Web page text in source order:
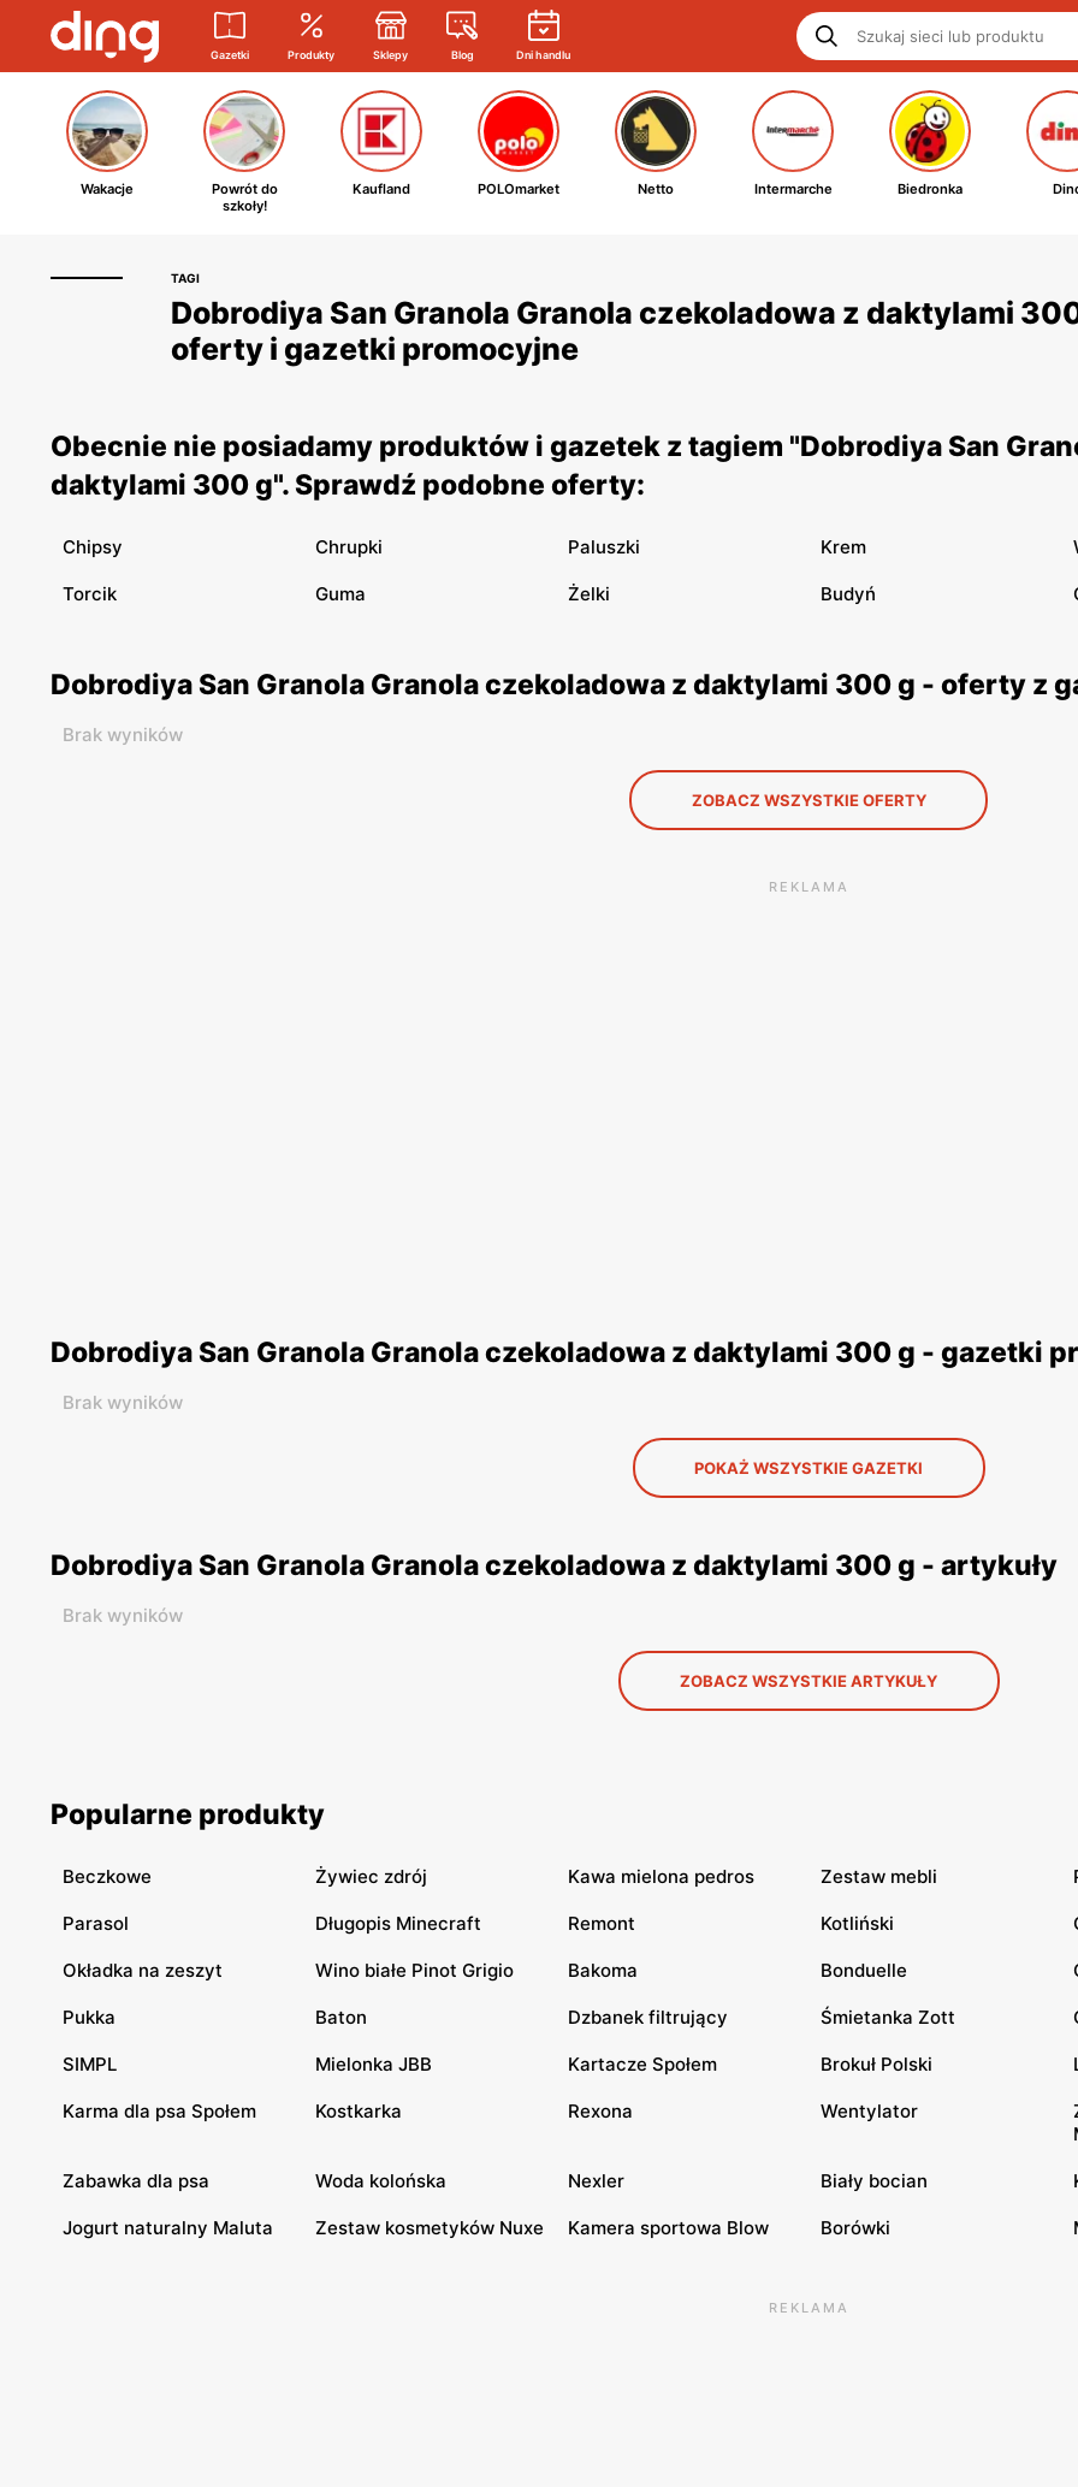
Gazetki Produkty Sklepy Blog Dni handlu
Wakacje
Powrót do
szkoły!
Kaufland POLOmarket Netto Intermarche Biedronka
TAGI
Dobrodiya San Granola Granola czekoladowa z daktylami
oferty i gazetki promocyjne
Obecnie nie posiadamy produktów i gazetek z tagiem "Dobrodiya San
daktylami 300 g". Sprawdź podobne oferty:
Chipsy Chrupki Paluszki Krem
Torcik Guma Żelki Budyń
Dobrodiya San Granola Granola czekoladowa z daktylami 300 g - oferty z
Brak wyników
ZOBACZ WSZYSTKIE OFERTY
REKLAMA
Dobrodiya San Granola Granola czekoladowa z daktylami 300 g - gazetki
Brak wyników
POKAŻ WSZYSTKIE GAZETKI
Dobrodiya San Granola Granola czekoladowa z daktylami 300 g - artykuły
Brak wyników
ZOBACZ WSZYSTKIE ARTYKUŁY
Popularne produkty
Beczkowe Żywiec zdrój Kawa mielona pedros Zestaw mebli
Parasol Długopis Minecraft Remont Kotliński
Okładka na zeszyt Wino białe Pinot Grigio Bakoma Bonduelle
Pukka Baton Dzbanek filtrujący Śmietanka Zott
SIMPL Mielonka JBB Kartacze Społem Brokuł Polski
Karma dla psa Społem Kostkarka Rexona Wentylator
Zabawka dla psa Woda kolońska Nexler Biały bocian
Jogurt naturalny Maluta Zestaw kosmetyków Nuxe Kamera sportowa Blow Borówki
REKLAMA